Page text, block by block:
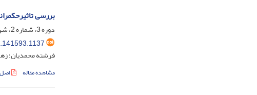
بررسی
دوره 3، شماره 2، شهریور 1403، صفحه
فرشته محمدیان؛
مشاهده مقاله